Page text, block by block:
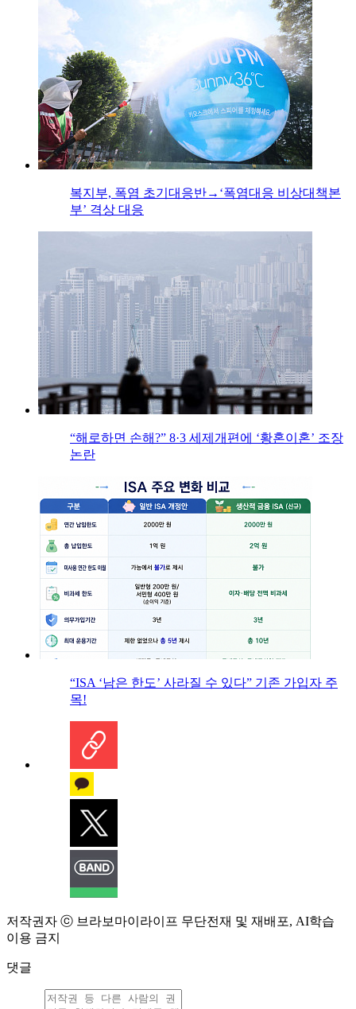
복지부, 폭염 초기대응반→‘폭염대응 비상대책본
부’ 격상 대응
“해로하면 손해?” 8·3 세제개편에 ‘황혼이혼’ 조장
논란
“ISA ‘남은 한도’ 사라질 수 있다” 기존 가입자 주
목!
저작권자 ⓒ 브라보마이라이프 무단전재 및 재배포, AI학습
이용 금지
댓글